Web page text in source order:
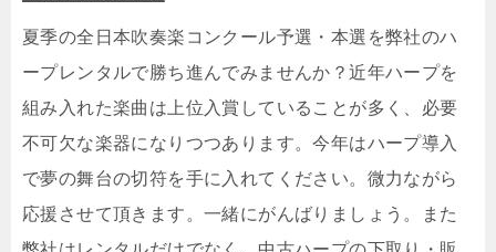
夏季の全日本吹奏楽コンクール予選・本選を弊社のハ
ープレンタルで勝ち進んでみませんか？近年ハープを
組み入れた楽曲は上位入賞していることが多く、必要
不可欠な楽器になりつつあります。今年はハープ導入
で夢の舞台の切符を手に入れてください。微力ながら
応援させて頂きます。一緒にがんばりましょう。また